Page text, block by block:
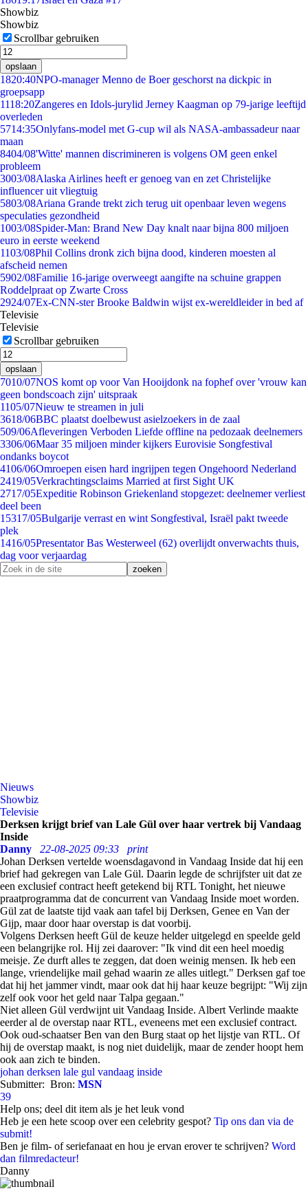
Showbiz
Showbiz
Scrollbar gebruiken
opslaan
1820:40NPO-manager Menno de Boer geschorst na dickpic in
groepsapp
1118:20Zangeres en Idols-jurylid Jerney Kaagman op 79-jarige leeftijd
overleden
5714:35Onlyfans-model met G-cup wil als NASA-ambassadeur naar
maan
8404/08'Witte' mannen discrimineren is volgens OM geen enkel
probleem
3003/08Alaska Airlines heeft er genoeg van en zet Christelijke
influencer uit vliegtuig
5803/08Ariana Grande trekt zich terug uit openbaar leven wegens
speculaties gezondheid
1003/08Spider-Man: Brand New Day knalt naar bijna 800 miljoen
euro in eerste weekend
1103/08Phil Collins dronk zich bijna dood, kinderen moesten al
afscheid nemen
5902/08Familie 16-jarige overweegt aangifte na schuine grappen
Roddelpraat op Zwarte Cross
2924/07Ex-CNN-ster Brooke Baldwin wijst ex-wereldleider in bed af
Televisie
Televisie
Scrollbar gebruiken
opslaan
7010/07NOS komt op voor Van Hooijdonk na fophef over 'vrouw kan
geen bondscoach zijn' uitspraak
1105/07Nieuw te streamen in juli
3618/06BBC plaatst doelbewust asielzoekers in de zaal
509/06Afleveringen Verboden Liefde offline na pedozaak deelnemers
3306/06Maar 35 miljoen minder kijkers Eurovisie Songfestival
ondanks boycot
4106/06Omroepen eisen hard ingrijpen tegen Ongehoord Nederland
2419/05Verkrachtingsclaims Married at first Sight UK
2717/05Expeditie Robinson Griekenland stopgezet: deelnemer verliest
deel been
15317/05Bulgarije verrast en wint Songfestival, Israël pakt tweede
plek
1416/05Presentator Bas Westerweel (62) overlijdt onverwachts thuis,
dag voor verjaardag
Nieuws
Showbiz
Televisie
Derksen krijgt brief van Lale Gül over haar vertrek bij Vandaag
Inside
Danny
22-08-2025 09:33
print
Johan Derksen vertelde woensdagavond in Vandaag Inside dat hij een
brief had gekregen van Lale Gül. Daarin legde de schrijfster uit dat ze
een exclusief contract heeft getekend bij RTL Tonight, het nieuwe
praatprogramma dat de concurrent van Vandaag Inside moet worden.
Gül zat de laatste tijd vaak aan tafel bij Derksen, Genee en Van der
Gijp, maar door haar overstap is dat voorbij.
Volgens Derksen heeft Gül de keuze helder uitgelegd en speelde geld
een belangrijke rol. Hij zei daarover: "Ik vind dit een heel moedig
meisje. Ze durft alles te zeggen, dat doen weinig mensen. Ik heb een
lange, vriendelijke mail gehad waarin ze alles uitlegt." Derksen gaf toe
dat hij het jammer vindt, maar ook dat hij haar keuze begrijpt: "Wij zijn
zelf ook voor het geld naar Talpa gegaan."
Niet alleen Gül verdwijnt uit Vandaag Inside. Albert Verlinde maakte
eerder al de overstap naar RTL, eveneens met een exclusief contract.
Ook oud-schaatser Ben van den Burg staat op het lijstje van RTL. Of
hij de overstap maakt, is nog niet duidelijk, maar de zender hoopt hem
ook aan zich te binden.
johan derksen lale gul vandaag inside
Submitter: Bron: MSN
39
Help ons; deel dit item als je het leuk vond
Heb je een hete scoop over een celebrity gespot? Tip ons dan via de
submit!
Ben je film- of seriefanaat en hou je ervan erover te schrijven? Word
dan filmredacteur!
Danny